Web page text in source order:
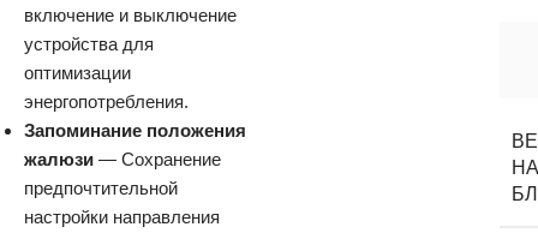
включение и выключение
устройства для
оптимизации
энергопотребления.
Запоминание положения
жалюзи — Сохранение
предпочтительной
настройки направления